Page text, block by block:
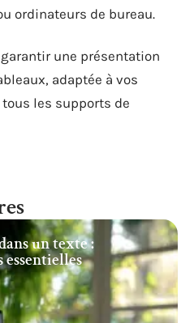
ordinateurs de bureau.
une présentation
adaptée à vos
les supports de
un texte :
essentielles